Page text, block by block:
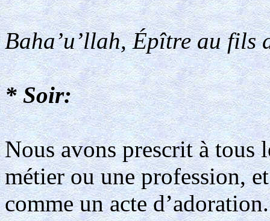
Baha’u’llah, Épître au fils
* Soir:
Nous avons prescrit à tous
métier ou une profession,
comme un acte